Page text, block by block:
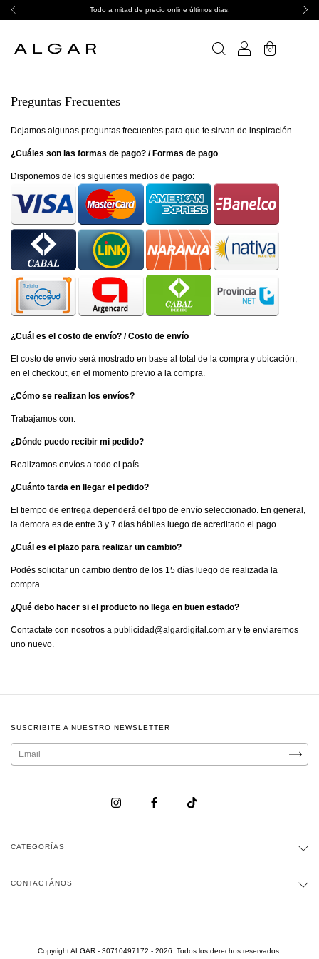
Todo a mitad de precio online últimos dias.
0
Preguntas Frecuentes
Dejamos algunas preguntas frecuentes para que te sirvan de inspiración
¿Cuáles son las formas de pago? / Formas de pago
Disponemos de los siguientes medios de pago:
¿Cuál es el costo de envío? / Costo de envío
El costo de envío será mostrado en base al total de la compra y ubicación,
en el checkout, en el momento previo a la compra.
¿Cómo se realizan los envíos?
Trabajamos con:
¿Dónde puedo recibir mi pedido?
Realizamos envíos a todo el país.
¿Cuánto tarda en llegar el pedido?
El tiempo de entrega dependerá del tipo de envío seleccionado. En general,
la demora es de entre 3 y 7 días hábiles luego de acreditado el pago.
¿Cuál es el plazo para realizar un cambio?
Podés solicitar un cambio dentro de los 15 días luego de realizada la
compra.
¿Qué debo hacer si el producto no llega en buen estado?
Contactate con nosotros a publicidad@algardigital.com.ar y te enviaremos
uno nuevo.
SUSCRIBITE A NUESTRO NEWSLETTER
CATEGORÍAS
CONTACTÁNOS
Copyright ALGAR - 30710497172 - 2026. Todos los derechos reservados.